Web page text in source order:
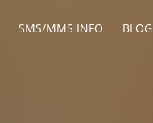
SMS/MMS INFO BLOG